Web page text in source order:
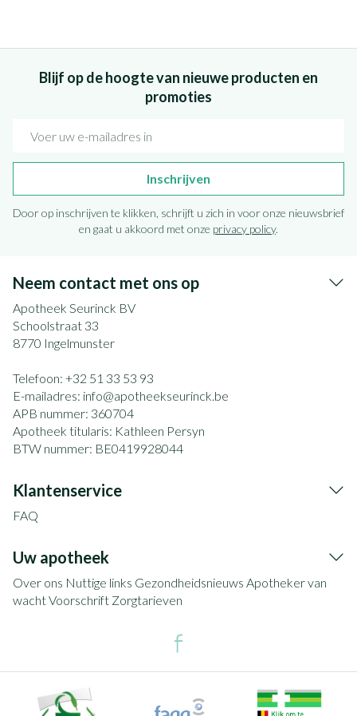
Blijf op de hoogte van nieuwe producten en
promoties
Inschrijven
Door op inschrijven te klikken, schrijft u zich in voor onze nieuwsbrief
en gaat u akkoord met onze privacy policy.
Neem contact met ons op
Apotheek Seurinck BV
Schoolstraat 33
8770 Ingelmunster
Telefoon: +32 51 33 53 93
E-mailadres: info@apotheekseurinck.be
APB nummer: 360704
Apotheek titularis: Kathleen Persyn
BTW nummer: BE0419928044
Klantenservice
FAQ
Uw apotheek
Over ons Nuttige links Gezondheidsnieuws Apotheker van
wachtVoorschrift Zorgtarieven